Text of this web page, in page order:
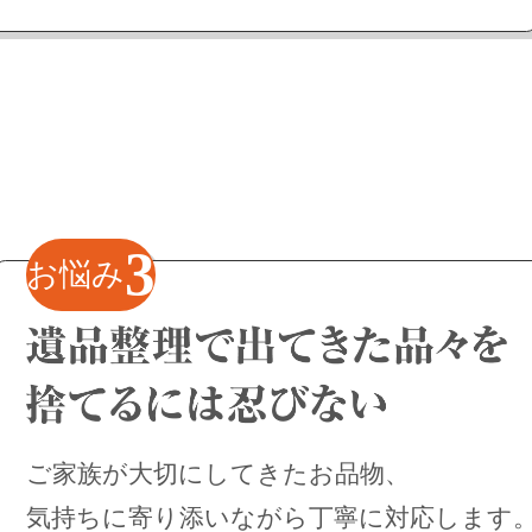
お悩み3
ご家族が大切にしてきたお品物、
気持ちに寄り添いながら丁寧に対応します